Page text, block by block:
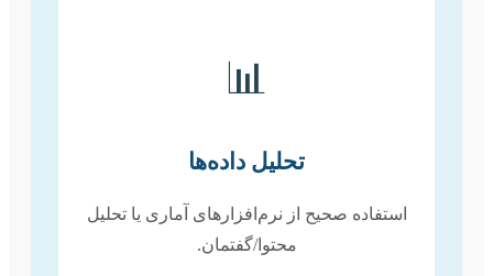
📊
تحلیل داده‌ها
استفاده صحیح از نرم‌افزارهای آماری یا تحلیل
محتوا/گفتمان.